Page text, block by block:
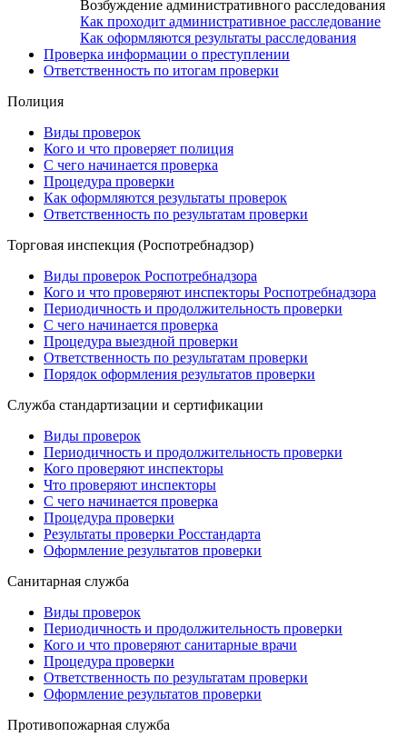
Возбуждение административного расследования
Как проходит административное расследование
Как оформляются результаты расследования
Проверка информации о преступлении
Ответственность по итогам проверки
Полиция
Виды проверок
Кого и что проверяет полиция
С чего начинается проверка
Процедура проверки
Как оформляются результаты проверок
Ответственность по результатам проверки
Торговая инспекция (Роспотребнадзор)
Виды проверок Роспотребнадзора
Кого и что проверяют инспекторы Роспотребнадзора
Периодичность и продолжительность проверки
С чего начинается проверка
Процедура выездной проверки
Ответственность по результатам проверки
Порядок оформления результатов проверки
Служба стандартизации и сертификации
Виды проверок
Периодичность и продолжительность проверки
Кого проверяют инспекторы
Что проверяют инспекторы
С чего начинается проверка
Процедура проверки
Результаты проверки Росстандарта
Оформление результатов проверки
Санитарная служба
Виды проверок
Периодичность и продолжительность проверки
Кого и что проверяют санитарные врачи
Процедура проверки
Ответственность по результатам проверки
Оформление результатов проверки
Противопожарная служба